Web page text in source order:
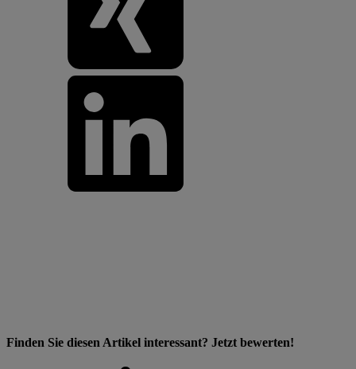
Finden Sie diesen Artikel interessant? Jetzt bewerten!